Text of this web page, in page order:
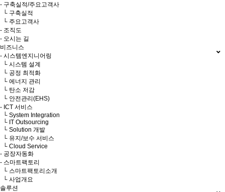
- 구축실적/주요고객사
└ 구축실적
└ 주요고객사
- 조직도
- 오시는 길
비즈니스
- 시스템엔지니어링
└ 시스템 설계
└ 공정 최적화
└ 에너지 관리
└ 탄소 저감
└ 안전관리(EHS)
- ICT 서비스
└ System Integration
└ IT Outsourcing
└ Solution 개발
└ 유지/보수 서비스
└ Cloud Service
- 공장자동화
- 스마트팩토리
└ 스마트팩토리소개
└ 사업개요
솔루션